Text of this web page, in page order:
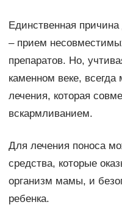
Единственная
– прием
препаратов. Но,
каменном веке,
лечения, которая
вскармливанием.
Для лечения поноса
средства, которые
организм мамы, и
ребенка.